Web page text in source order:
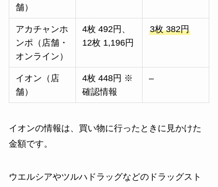
舗）
アカチャンホ
ンポ（店舗・
オンライン）
4枚 492円、
12枚 1,196円
3枚 382円
イオン（店
舗）
4枚 448円 ※
確認情報
–
イオンの情報は、買い物に行ったときに見かけた
金額です。
ウエルシアやツルハドラッグなどのドラッグスト